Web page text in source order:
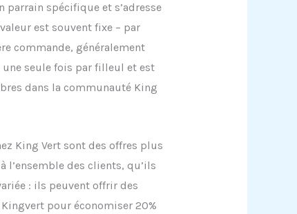
spécifique et s’adresse
est souvent fixe – par
commande, généralement
seule fois par filleul et est
dans la communauté King
King Vert sont des offres plus
l’ensemble des clients, qu’ils
: ils peuvent offrir des
pour économiser 20%